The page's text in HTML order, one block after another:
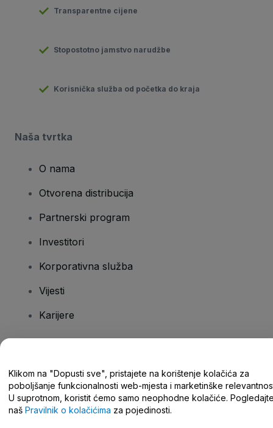
Transparentne cijene
Stopostotno jamstvo narudžbe
Korisnička služba od početka do kraja
Naša tvrtka
O nama
Otvorena distribucija
Partnerski program
Investitori
Korporativna služba
Vijesti
Karijere
Centar za pomoć/kontaktirajte nas
Klikom na "Dopusti sve", pristajete na korištenje kolačića za
poboljšanje funkcionalnosti web-mjesta i marketinške
U suprotnom, koristit ćemo samo neophodne kolačiće.
naš Pravilnik o kolačićima za pojedinosti.